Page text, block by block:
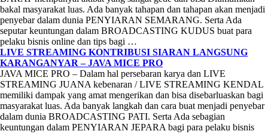
bakal masyarakat luas. Ada banyak tahapan dan tahapan akan menjadi
penyebar dalam dunia PENYIARAN SEMARANG. Serta Ada
seputar keuntungan dalam BROADCASTING KUDUS buat para
pelaku bisnis online dan tips bagi …
LIVE STREAMING KONTRIBUSI SIARAN LANGSUNG
KARANGANYAR – JAVA MICE PRO
JAVA MICE PRO – Dalam hal persebaran karya dan LIVE
STREAMING JUANA kebenaran / LIVE STREAMING KENDAL
memiliki dampak yang amat mengerikan dan bisa disebarluaskan bagi
masyarakat luas. Ada banyak langkah dan cara buat menjadi penyebar
dalam dunia BROADCASTING PATI. Serta Ada sebagian
keuntungan dalam PENYIARAN JEPARA bagi para pelaku bisnis